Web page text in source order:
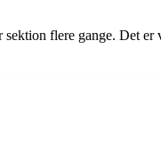
flere gange. Det